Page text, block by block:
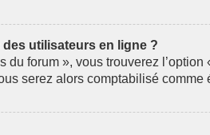
utilisateurs en ligne ?
forum », vous trouverez
serez alors comptabilisé